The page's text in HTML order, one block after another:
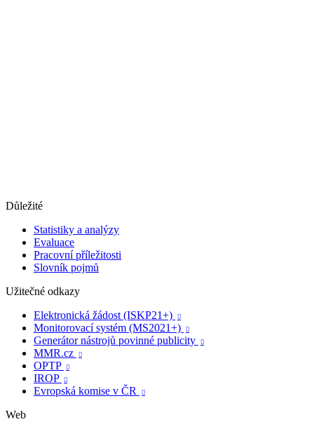
Důležité
Statistiky a analýzy
Evaluace
Pracovní příležitosti
Slovník pojmů
Užitečné odkazy
Elektronická žádost (ISKP21+)

Monitorovací systém (MS2021+) 
Generátor nástrojů povinné publicity 
MMR.cz 
OPTP 
IROP 
Evropská komise v ČR 
Web